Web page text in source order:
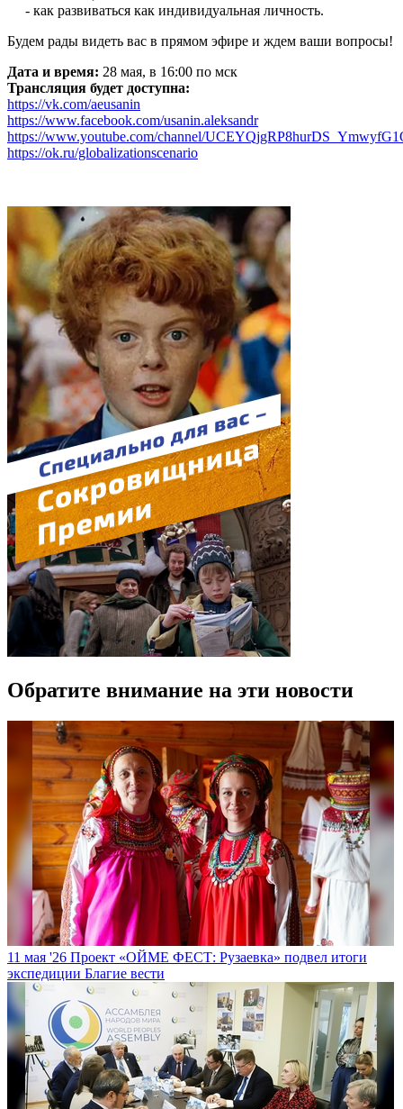
- как развиваться как индивидуальная личность.
Будем рады видеть вас в прямом эфире и ждем ваши вопросы!
Дата и время: 28 мая, в 16:00 по мск
Трансляция будет доступна:
https://vk.com/aeusanin
https://www.facebook.com/usanin.aleksandr
https://www.youtube.com/channel/
https://ok.ru/globalizationscenario
Обратите внимание на эти новости
11 мая '26 Проект «ОЙМЕ ФЕСТ: Рузаевка» подвел итоги
экспедиции Благие вести